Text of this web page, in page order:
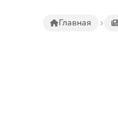
Главная